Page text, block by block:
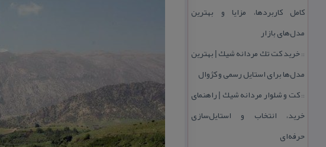
كامل كاربردها، مزایا و بهترین
مدل‌های بازار
::خرید كت تك مردانه شیك | بهترین
مدل‌ها برای استایل رسمی و كژوال
::كت و شلوار مردانه شیك | راهنمای
خرید، انتخاب و استایل‌سازی
حرفه‌ای